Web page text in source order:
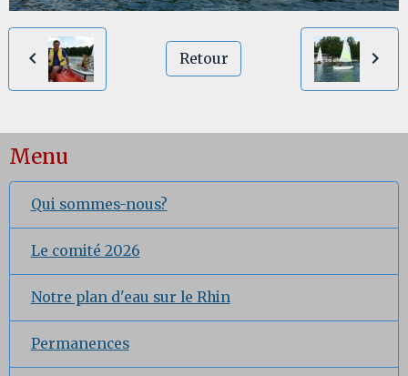
Retour
Menu
Qui sommes-nous?
Le comité 2026
Notre plan d'eau sur le Rhin
Permanences